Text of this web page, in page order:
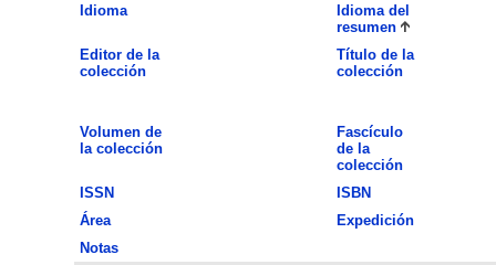
Idioma
Idioma del
resumen
Editor de la
colección
Título de la
colección
Volumen de
la colección
Fascículo
de la
colección
ISSN
ISBN
Área
Expedición
Notas